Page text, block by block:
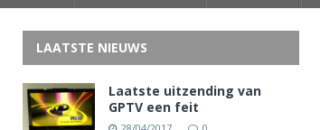
LAATSTE NIEUWS
Laatste uitzending van
GPTV een feit